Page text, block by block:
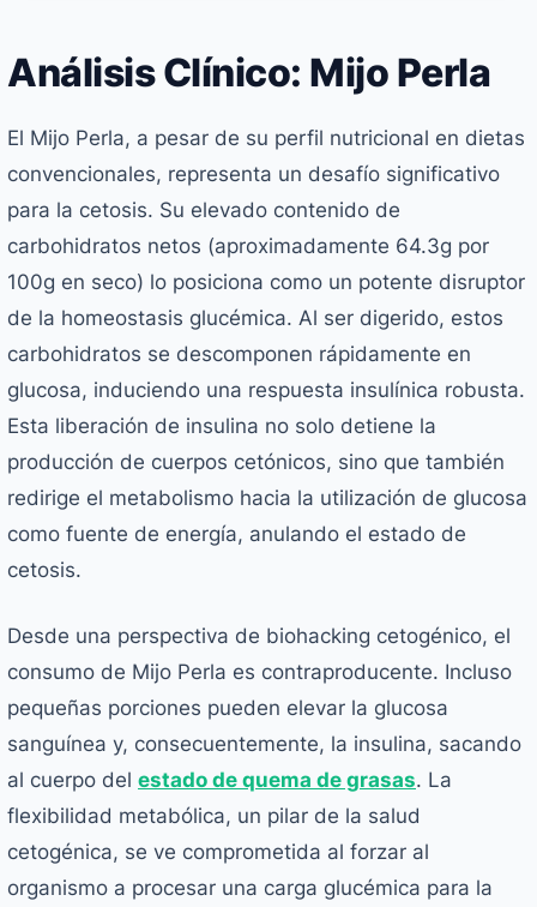
Análisis Clínico: Mijo Perla
El Mijo Perla, a pesar de su perfil nutricional en dietas
convencionales, representa un desafío significativo
para la cetosis. Su elevado contenido de
carbohidratos netos (aproximadamente 64.3g por
100g en seco) lo posiciona como un potente disruptor
de la homeostasis glucémica. Al ser digerido, estos
carbohidratos se descomponen rápidamente en
glucosa, induciendo una respuesta insulínica robusta.
Esta liberación de insulina no solo detiene la
producción de cuerpos cetónicos, sino que también
redirige el metabolismo hacia la utilización de glucosa
como fuente de energía, anulando el estado de
cetosis.
Desde una perspectiva de biohacking cetogénico, el
consumo de Mijo Perla es contraproducente. Incluso
pequeñas porciones pueden elevar la glucosa
sanguínea y, consecuentemente, la insulina, sacando
al cuerpo del estado de quema de grasas. La
flexibilidad metabólica, un pilar de la salud
cetogénica, se ve comprometida al forzar al
organismo a procesar una carga glucémica para la